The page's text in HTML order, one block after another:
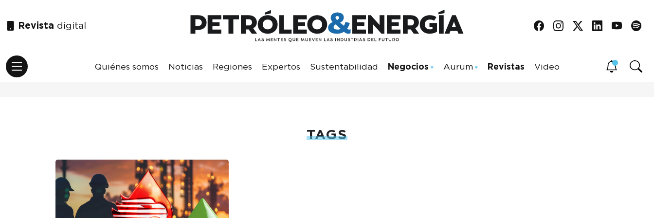
Revista digital
Quiénes somos Noticias Regiones Expertos Sustentabilidad Negocios Aurum Revistas Video
TAGS